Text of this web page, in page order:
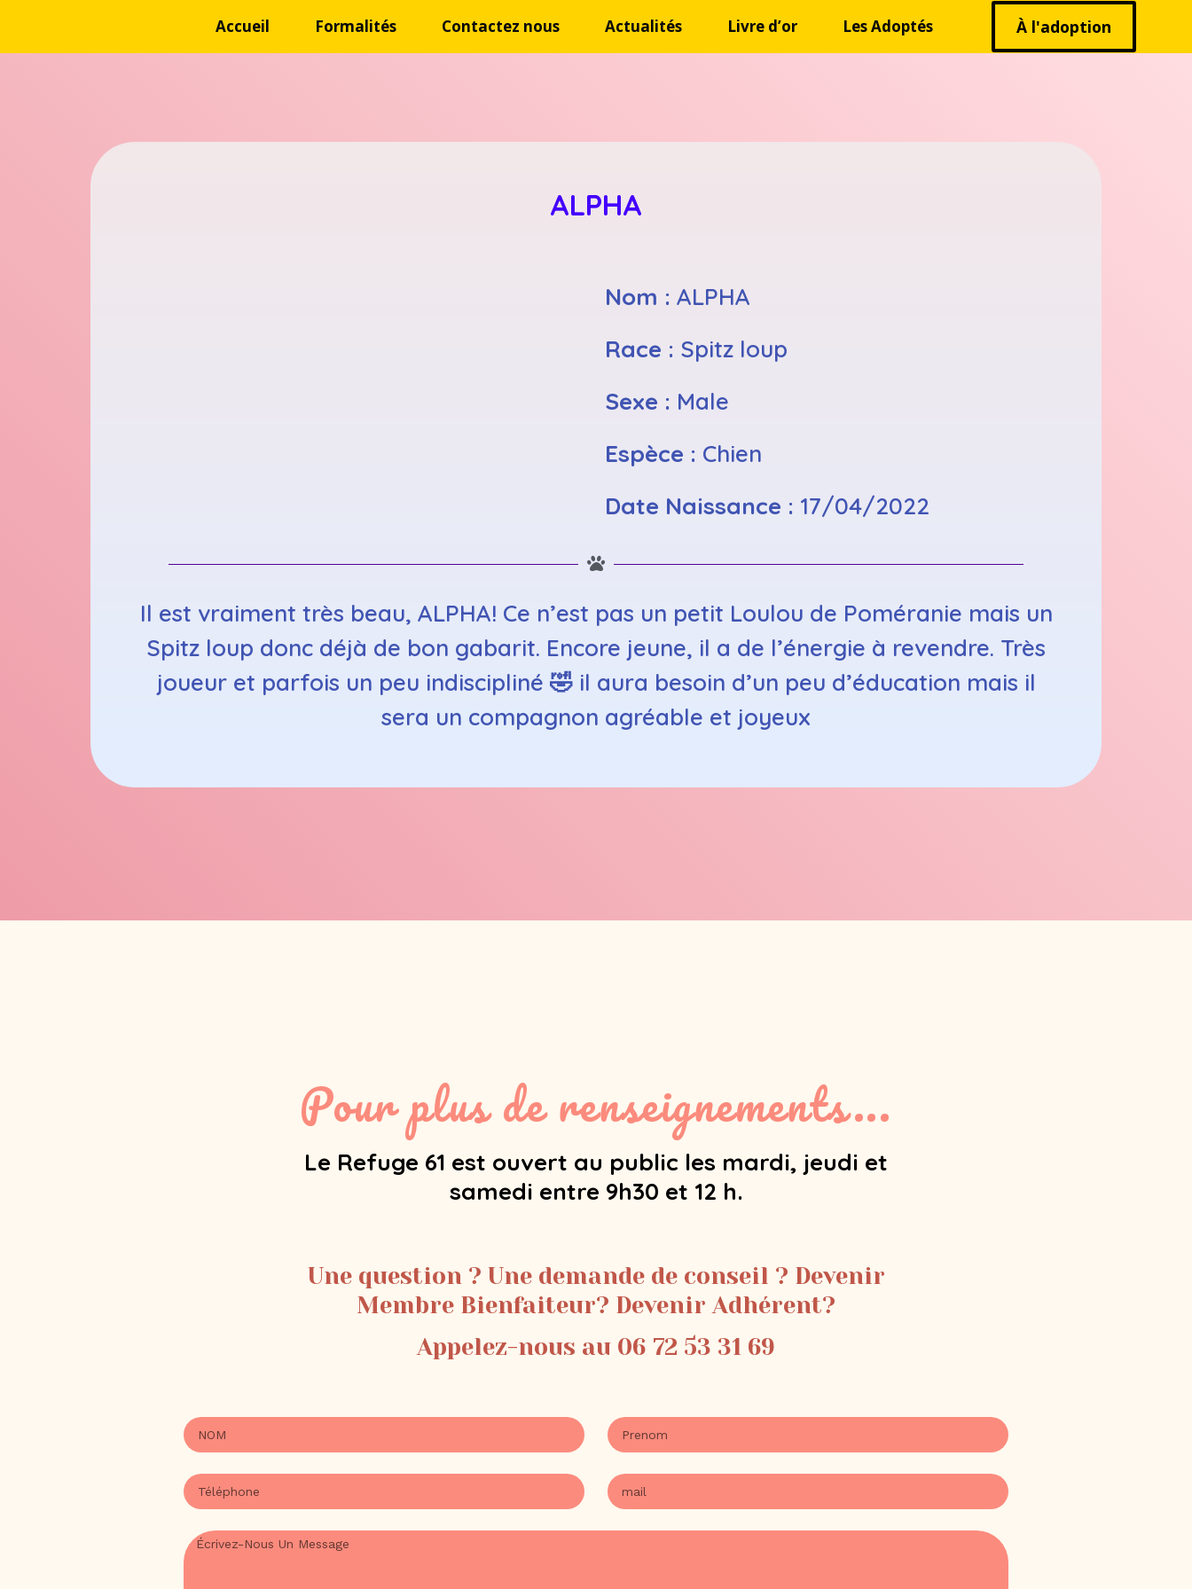
Accueil Formalités Contactez nous Actualités Livre d’or Les Adoptés À l'adoption
ALPHA
Nom : ALPHA
Race : Spitz loup
Sexe : Male
Espèce : Chien
Date Naissance : 17/04/2022
Il est vraiment très beau, ALPHA! Ce n’est pas un petit Loulou de Poméranie mais un
Spitz loup donc déjà de bon gabarit. Encore jeune, il a de l’énergie à revendre. Très
joueur et parfois un peu indiscipliné 🤣 il aura besoin d’un peu d’éducation mais il
sera un compagnon agréable et joyeux
Pour plus de renseignements...
Le Refuge 61 est ouvert au public les mardi, jeudi et
samedi entre 9h30 et 12 h.
Une question ? Une demande de conseil ? Devenir
Membre Bienfaiteur? Devenir Adhérent?
Appelez-nous au 06 72 53 31 69